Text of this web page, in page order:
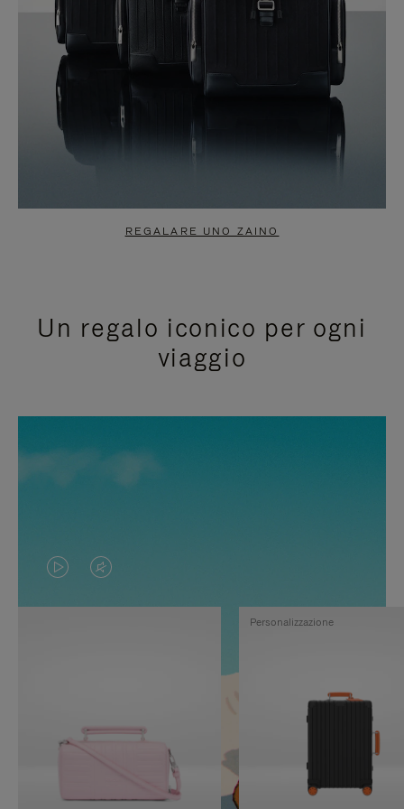
REGALARE UNO ZAINO
Un regalo iconico per ogni
viaggio
IL
VIDEO
PAUSA,
PREMERE
IL
VIDEO
SILENZIATO,
ATTIVARE
Personalizzazione